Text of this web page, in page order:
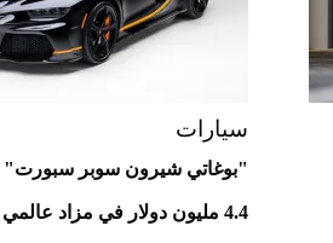
أغلى 10 عطور في العالم
مزاد مونتيري
2026-07-23
سيارات
"بوغاتي شيرون سوبر سبورت"
4.4 مليون دولار في مزاد عالمي